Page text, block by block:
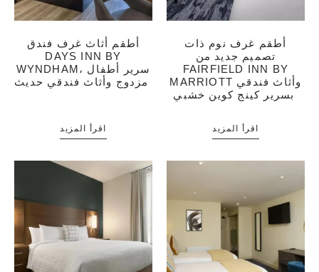
أطقم أثاث غرف فندق
DAYS INN BY
WYNDHAM، سرير أطفال
اقرأ المزيد
أطقم غرف نوم ذات
تصميم جديد من
FAIRFIELD INN BY
MARRIOTT وأثاث فندقي
اقرأ المزيد